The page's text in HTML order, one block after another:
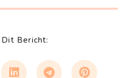
Bericht: